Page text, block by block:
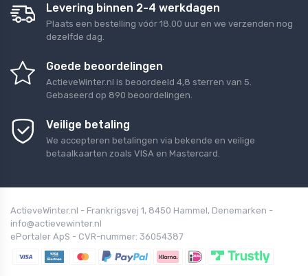
Levering binnen 2-4 werkdagen
Plaats een bestelling vóór 18.00 uur en we verzenden nog
dezelfde dag.
Goede beoordelingen
ActieveWinter.nl is beoordeeld 4,8 sterren van 5
Gebaseerd op 890 beoordelingen.
Veilige betaling
We accepteren betalingen via bekende en veilige
betaalkaarten zoals VISA en Mastercard.
ActieveWinter.nl - Frankrigsvej 1, 8450 Hammel, Denemarken -
info@actievewinter.nl
ePortaler ApS - CVR-nummer: 36054387